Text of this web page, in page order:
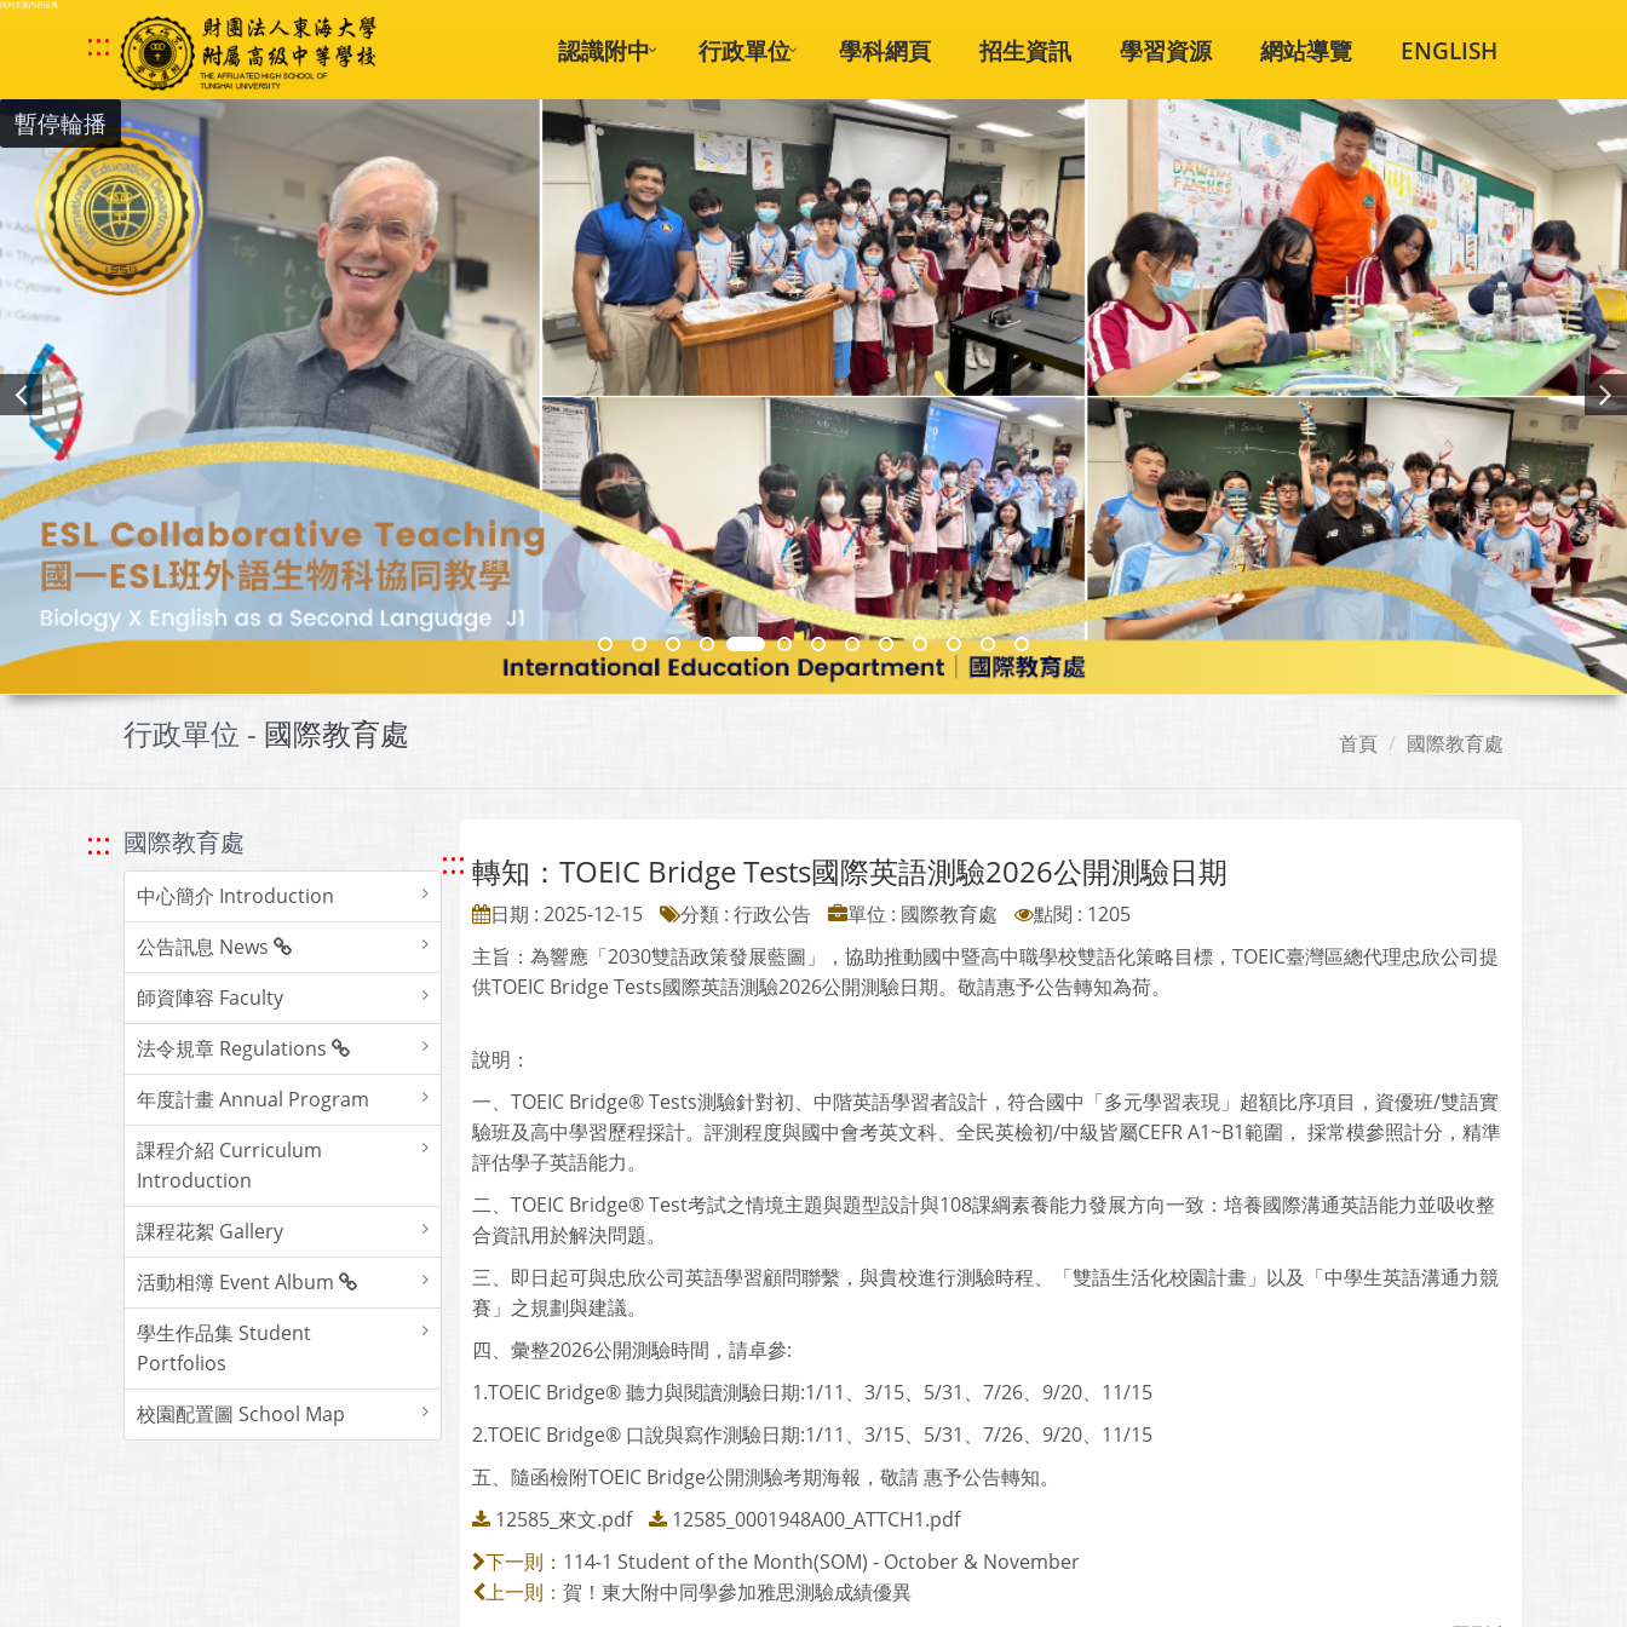
跳到主要內容區塊
::: 認識附中 行政單位 學科網頁 招生資訊 學習資源 網站導覽 ENGLISH
暫停輪播
行政單位 - 國際教育處 首頁 國際教育處
::: 國際教育處
中心簡介 Introduction
公告訊息 News
師資陣容 Faculty
法令規章 Regulations
年度計畫 Annual Program
課程介紹 Curriculum
Introduction
課程花絮 Gallery
活動相簿 Event Album
學生作品集 Student
Portfolios
校園配置圖 School Map
::: 轉知：TOEIC Bridge Tests國際英語測驗2026公開測驗日期
日期 : 2025-12-15 分類 : 行政公告 單位 : 國際教育處
點閱 : 1205
主旨：為響應「2030雙語政策發展藍圖」，協助推動國中暨高中職學校雙語化策略目標，TOEIC臺灣區總代理忠欣公司提
供TOEIC Bridge Tests國際英語測驗2026公開測驗日期。敬請惠予公告轉知為荷。
說明：
一、TOEIC Bridge® Tests測驗針對初、中階英語學習者設計，符合國中「多元學習表現」超額比序項目，資優班/雙語實
驗班及高中學習歷程採計。評測程度與國中會考英文科、全民英檢初/中級皆屬CEFR A1~B1範圍， 採常模參照計分，精準
評估學子英語能力。
二、TOEIC Bridge® Test考試之情境主題與題型設計與108課綱素養能力發展方向一致：培養國際溝通英語能力並吸收整
合資訊用於解決問題。
三、即日起可與忠欣公司英語學習顧問聯繫，與貴校進行測驗時程、「雙語生活化校園計畫」以及「中學生英語溝通力競
賽」之規劃與建議。
四、彙整2026公開測驗時間，請卓參:
1.TOEIC Bridge® 聽力與閱讀測驗日期:1/11、3/15、5/31、7/26、9/20、11/15
2.TOEIC Bridge® 口說與寫作測驗日期:1/11、3/15、5/31、7/26、9/20、11/15
五、隨函檢附TOEIC Bridge公開測驗考期海報，敬請 惠予公告轉知。
12585_來文.pdf
12585_0001948A00_ATTCH1.pdf
下一則： 114-1 Student of the Month(SOM) - October & November
上一則： 賀！東大附中同學參加雅思測驗成績優異